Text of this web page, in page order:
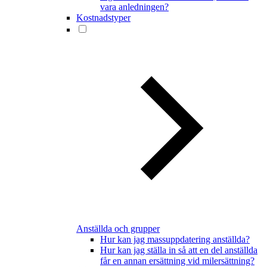
vara anledningen?
Kostnadstyper
Anställda och grupper
Hur kan jag massuppdatering anställda?
Hur kan jag ställa in så att en del anställda
får en annan ersättning vid milersättning?